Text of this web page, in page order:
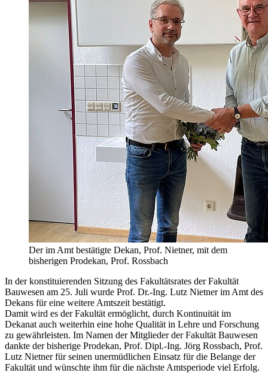
Der im Amt bestätigte Dekan, Prof. Nietner, mit dem
bisherigen Prodekan, Prof. Rossbach
In der konstituierenden Sitzung des Fakultätsrates der Fakultät
Bauwesen am 25. Juli wurde Prof. Dr.-Ing. Lutz Nietner im Amt des
Dekans für eine weitere Amtszeit bestätigt.
Damit wird es der Fakultät ermöglicht, durch Kontinuität im
Dekanat auch weiterhin eine hohe Qualität in Lehre und Forschung
zu gewährleisten. Im Namen der Mitglieder der Fakultät Bauwesen
dankte der bisherige Prodekan, Prof. Dipl.-Ing. Jörg Rossbach, Prof.
Lutz Nietner für seinen unermüdlichen Einsatz für die Belange der
Fakultät und wünschte ihm für die nächste Amtsperiode viel Erfolg.